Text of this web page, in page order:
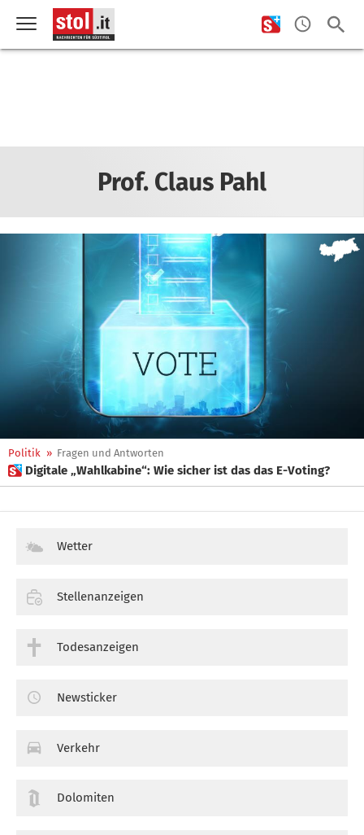
Prof. Claus Pahl
Politik » Fragen und Antworten
 Digitale „Wahlkabine“: Wie sicher ist das das E-Voting?
Wetter
Stellenanzeigen
Todesanzeigen
Newsticker
Verkehr
Dolomiten